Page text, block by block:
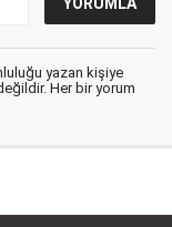
yazan kişiye
Her bir yorum